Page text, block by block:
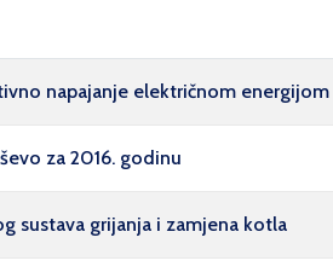
napajanje električnom energijom
za 2016. godinu
sustava grijanja i zamjena kotla